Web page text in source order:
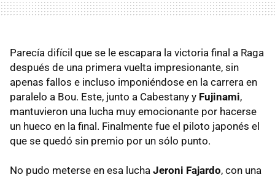
Parecía difícil que se le escapara la victoria final a Raga
después de una primera vuelta impresionante, sin
apenas fallos e incluso imponiéndose en la carrera en
paralelo a Bou. Este, junto a Cabestany y Fujinami,
mantuvieron una lucha muy emocionante por hacerse
un hueco en la final. Finalmente fue el piloto japonés el
que se quedó sin premio por un sólo punto.
No pudo meterse en esa lucha Jeroni Fajardo, con una